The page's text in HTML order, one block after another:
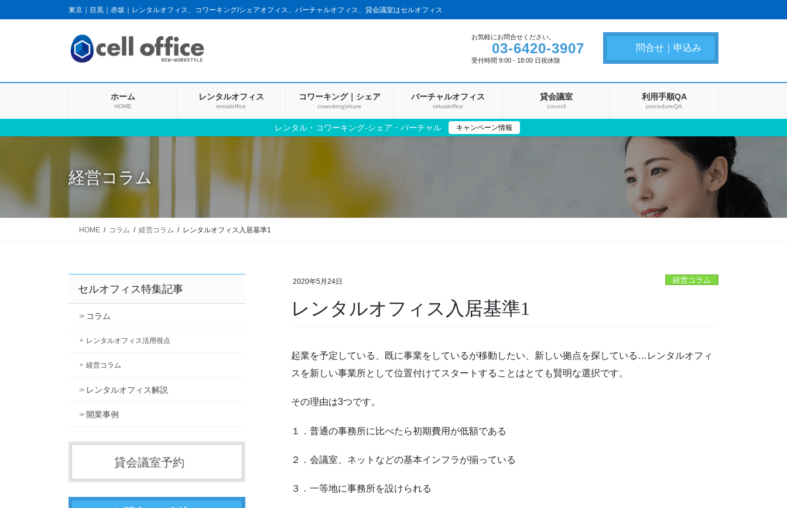
ン
ビ
移
東京｜目黒｜赤坂｜レンタルオフィス、コワーキング/シェアオフィス、バーチャルオフィス、貸会議室はセルオフィス
お気軽にお問合せください。
03-6420-3907
受付時間 9:00 - 18:00 日祝休除
問合せ｜申込み
ホーム
HOME
レンタルオフィス
rentaloffice
コワーキング｜シェア
coworking|share
バーチャルオフィス
virtualoffice
貸会議室
council
利用手順QA
procedureQA
レンタル・コワーキング‐シェア・バーチャル キャンペーン情報
経営コラム
HOME コラム 経営コラム レンタルオフィス入居基準1
2020年5月24日 経営コラム
レンタルオフィス入居基準1
起業を予定している、既に事業をしているが移動したい、新しい拠点を探している…レンタルオフィ
スを新しい事業所として位置付けてスタートすることはとても賢明な選択です。
その理由は3つです。
１．普通の事務所に比べたら初期費用が低額である
２．会議室、ネットなどの基本インフラが揃っている
３．一等地に事務所を設けられる
セルオフィス特集記事
コラム
レンタルオフィス活用視点
経営コラム
レンタルオフィス解説
開業事例
貸会議室予約